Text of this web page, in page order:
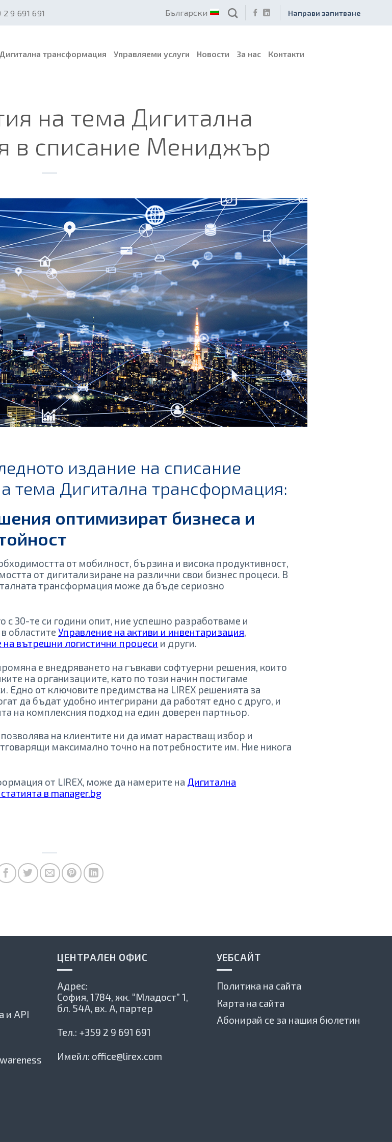
2 9 691 691 Български Направи запитване
Дигитална трансформация Управляеми услуги Новости За нас Контакти
на тема Дигитална
в списание Мениджър
издание на списание
тема Дигитална трансформация:
оптимизират бизнеса и
от мобилност, бързина и висока продуктивност,
от дигитализиране на различни свои бизнес процеси. В
трансформация може да бъде сериозно
30-те си години опит, ние успешно разработваме и
областитеУправление на активи и инвентаризация,
на вътрешни логистични процеси и други.
е внедряването на гъвкави софтуерни решения, които
на организациите, като по този начин постигаме
Едно от ключовите предимства на LIREX решенията за
да бъдат удобно интегрирани да работят едно с друго, и
на комплексния подход на един доверен партньор.
на клиентите ни да имат нарастващ избор и
максимално точно на потребностите им. Ние никога
от LIREX, може да намерите на Дигитална
в manager.bg
и API
ЦЕНТРАЛЕН ОФИС
Адрес:
София, 1784, жк. “Младост” 1,
бл. 54А, вх. А, партер
Тел.: +359 2 9 691 691
Имейл: office@lirex.com
УЕБСАЙТ
Политика на сайта
Карта на сайта
Абонирай се за нашия бюлетин